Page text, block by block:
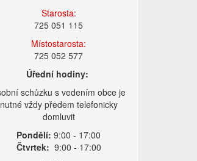
Starosta:
725 051 115
Místostarosta:
725 052 577
Úřední hodiny:
schůzku s vedením obce je
nutné vždy předem telefonicky
domluvit
Pondělí: 9:00 - 17:00
Čtvrtek: 9:00 - 17:00